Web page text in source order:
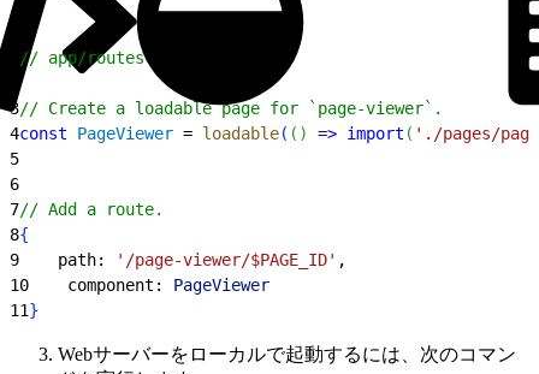
// app/routes.jsx
3// Create a loadable page for `page-viewer`.
4const PageViewer = loadable( ( ) => import ( './pages/
5
6
7// Add a route.
8{
9
    path:
'/page-viewer/$PAGE_ID' ,
10
    component:
PageViewer
11}
Webサーバーをローカルで起動するには、次のコマン